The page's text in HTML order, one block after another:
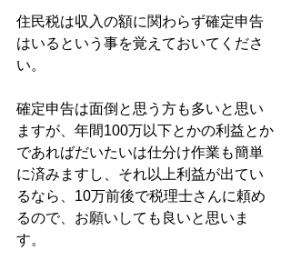
住民税は収入の額に関わらず確定申告
はいるという事を覚えておいてくださ
い。
確定申告は面倒と思う方も多いと思い
ますが、年間100万以下とかの利益とか
であればだいたいは仕分け作業も簡単
に済みますし、それ以上利益が出てい
るなら、10万前後で税理士さんに頼め
るので、お願いしても良いと思いま
す。